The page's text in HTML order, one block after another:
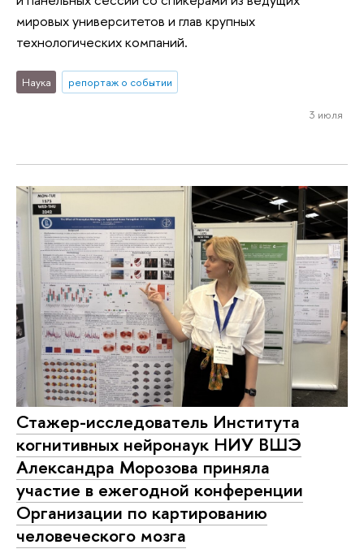
мировых университетов и глав крупных
технологических компаний.
Наука репортаж о событии
3 июля
Стажер-исследователь Института
когнитивных нейронаук НИУ ВШЭ
Александра Морозова приняла
участие в ежегодной конференции
Организации по картированию
человеческого мозга